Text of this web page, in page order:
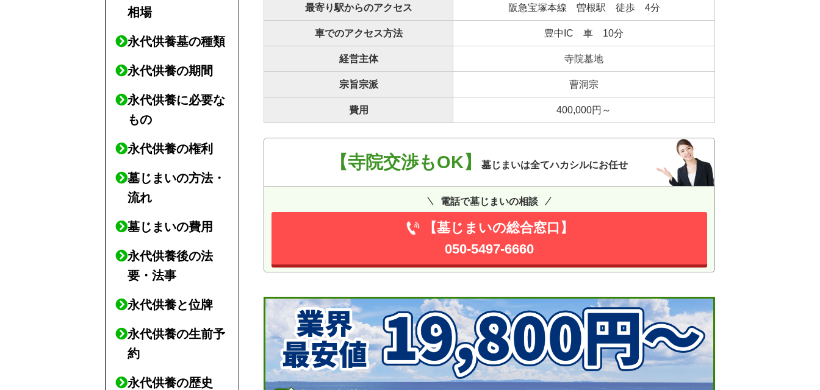
最寄り駅からのアクセス 阪急宝塚本線 曽根駅 徒歩 4分
車でのアクセス方法 豊中IC 車 10分
経営主体 寺院墓地
宗旨宗派 曹洞宗
費用 400,000円～
【寺院交渉もOK】 墓じまいは全てハカシルにお任せ
電話で墓じまいの相談
【墓じまいの総合窓口】
050-5497-6660
相場
永代供養墓の種類
永代供養の期間
永代供養に必要な
もの
永代供養の権利
墓じまいの方法・
流れ
墓じまいの費用
永代供養後の法
要・法事
永代供養と位牌
永代供養の生前予
約
永代供養の歴史